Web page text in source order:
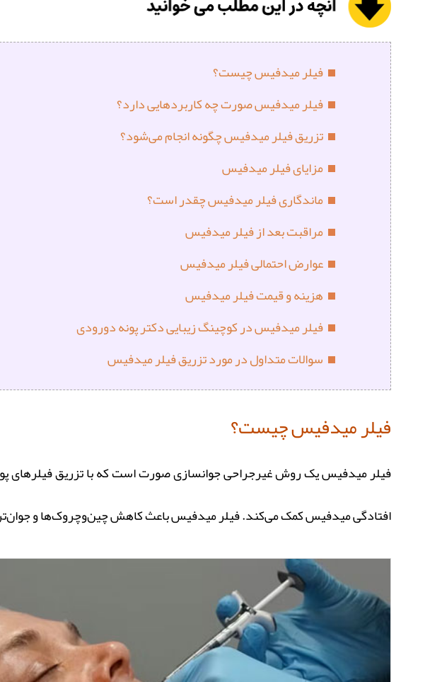
فیلر میدفیس چیست؟
فیلر میدفیس صورت چه کاربردهایی دارد؟
تزریق فیلر میدفیس چگونه انجام می‌شود؟
مزایای فیلر میدفیس
ماندگاری فیلر میدفیس چقدر است؟
مراقبت بعد از فیلر میدفیس
عوارض احتمالی فیلر میدفیس
هزینه و قیمت فیلر میدفیس
فیلر میدفیس در کوچینگ زیبایی دکتر پونه دورودی
سوالات متداول در مورد تزریق فیلر میدفیس
فیلر میدفیس چیست؟
فیلر میدفیس یک روش غیرجراحی جوانسازی صورت است که با تزریق فیلرهای
افتادگی میدفیس کمک می‌کند. فیلر میدفیس باعث کاهش چین‌وچروک‌ها و